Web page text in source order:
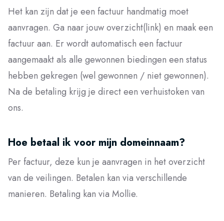
Het kan zijn dat je een factuur handmatig moet
aanvragen. Ga naar jouw overzicht(link) en maak een
factuur aan. Er wordt automatisch een factuur
aangemaakt als alle gewonnen biedingen een status
hebben gekregen (wel gewonnen / niet gewonnen).
Na de betaling krijg je direct een verhuistoken van
ons.
Hoe betaal ik voor mijn domeinnaam?
Per factuur, deze kun je aanvragen in het overzicht
van de veilingen. Betalen kan via verschillende
manieren. Betaling kan via Mollie.